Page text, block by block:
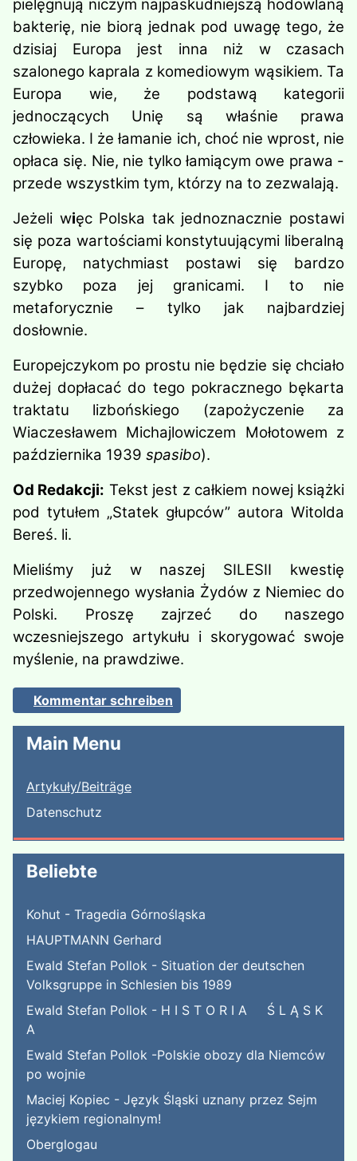
Main Menu
Artykuły/Beiträge
Datenschutz
Beliebte
Kohut - Tragedia Górnośląska
HAUPTMANN Gerhard
Ewald Stefan Pollok - Situation der deutschen
Volksgruppe in Schlesien bis 1989
Ewald Stefan Pollok - H I S T O R I A Ś L Ą S K
A
Ewald Stefan Pollok -Polskie obozy dla Niemców
po wojnie
Maciej Kopiec - Język Śląski uznany przez Sejm
językiem regionalnym!
Oberglogau
pielęgnują niczym najpaskudniejszą hodowlaną
bakterię, nie biorą jednak pod uwagę tego, że
dzisiaj Europa jest inna niż w czasach
szalonego kaprala z komediowym wąsikiem. Ta
Europa wie, że podstawą kategorii
jednoczących Unię są właśnie prawa
człowieka. I że łamanie ich, choć nie wprost, nie
opłaca się. Nie, nie tylko łamiącym owe prawa -
przede wszystkim tym, którzy na to zezwalają.
Jeżeli więc Polska tak jednoznacznie postawi
się poza wartościami konstytuującymi liberalną
Europę, natychmiast postawi się bardzo
szybko poza jej granicami. I to nie
metaforycznie – tylko jak najbardziej
dosłownie.
Europejczykom po prostu nie będzie się chciało
dużej dopłacać do tego pokracznego bękarta
traktatu lizbońskiego (zapożyczenie za
Wiaczesławem Michajlowiczem Mołotowem z
października 1939 spasibo).
Od Redakcji: Tekst jest z całkiem nowej książki
pod tytułem „Statek głupców” autora Witolda
Bereś. li.
Mieliśmy już w naszej SILESII kwestię
przedwojennego wysłania Żydów z Niemiec do
Polski. Proszę zajrzeć do naszego
wczesniejszego artykułu i skorygować swoje
myślenie, na prawdziwe.
Kommentar schreiben